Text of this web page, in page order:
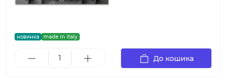
новинка made in italy
До кошика